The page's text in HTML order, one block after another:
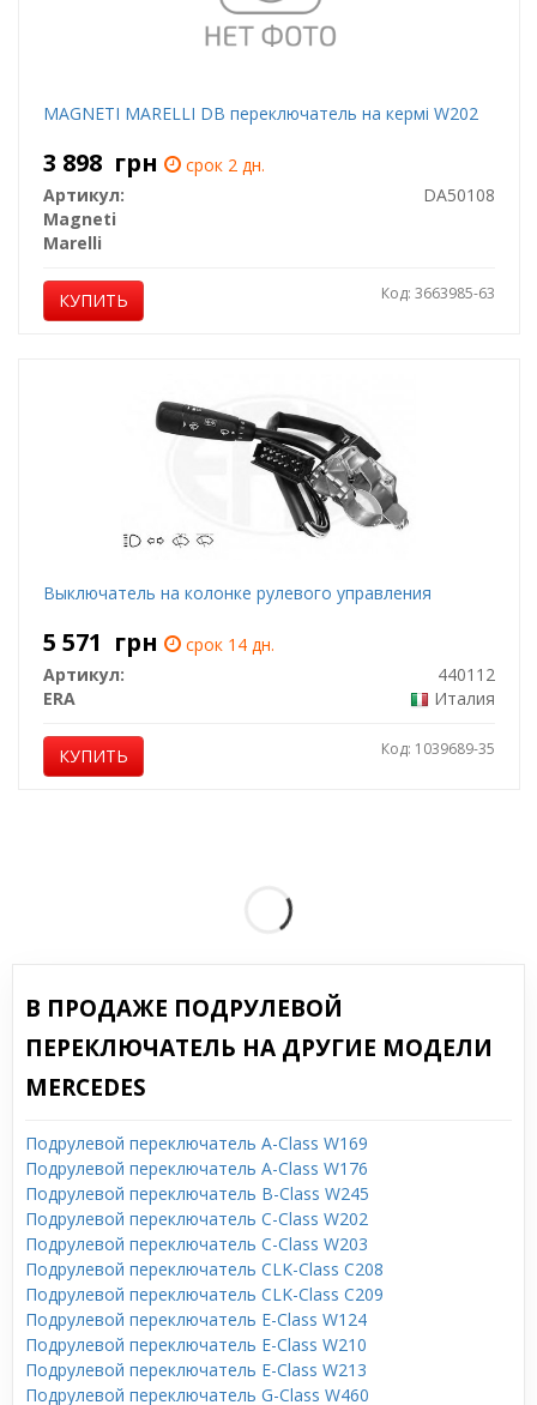
MAGNETI MARELLI DB переключатель на кермі W202
3 898 грн
срок 2 дн.
Артикул:
DA50108
Magneti
Marelli
КУПИТЬ Код: 3663985-63
Выключатель на колонке рулевого управления
5 571 грн
срок 14 дн.
Артикул:
440112
ERA
Италия
КУПИТЬ Код: 1039689-35
В ПРОДАЖЕ ПОДРУЛЕВОЙ
ПЕРЕКЛЮЧАТЕЛЬ НА ДРУГИЕ МОДЕЛИ
MERCEDES
Подрулевой переключатель A-Class W169
Подрулевой переключатель A-Class W176
Подрулевой переключатель B-Class W245
Подрулевой переключатель C-Class W202
Подрулевой переключатель C-Class W203
Подрулевой переключатель CLK-Class C208
Подрулевой переключатель CLK-Class C209
Подрулевой переключатель E-Class W124
Подрулевой переключатель E-Class W210
Подрулевой переключатель E-Class W213
Подрулевой переключатель G-Class W460